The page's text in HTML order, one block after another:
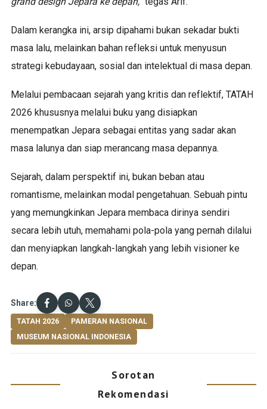
Dalam kerangka ini, arsip dipahami bukan sekadar bukti
masa lalu, melainkan bahan refleksi untuk menyusun
strategi kebudayaan, sosial dan intelektual di masa depan.
Melalui pembacaan sejarah yang kritis dan reflektif, TATAH
2026 khususnya melalui buku yang disiapkan
menempatkan Jepara sebagai entitas yang sadar akan
masa lalunya dan siap merancang masa depannya.
Sejarah, dalam perspektif ini, bukan beban atau
romantisme, melainkan modal pengetahuan. Sebuah pintu
yang memungkinkan Jepara membaca dirinya sendiri
secara lebih utuh, memahami pola-pola yang pernah dilalui
dan menyiapkan langkah-langkah yang lebih visioner ke
depan.
Share:
TATAH 2026
PAMERAN NASIONAL
MUSEUM NASIONAL INDONESIA
Sorotan
Rekomendasi